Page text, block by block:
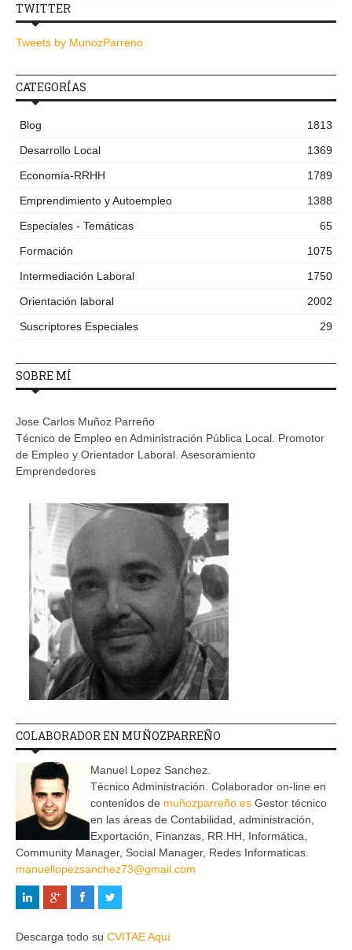
TWITTER
Tweets by MunozParreno
CATEGORÍAS
Blog
1813
Desarrollo Local
1369
Economía-RRHH
1789
Emprendimiento y Autoempleo
1388
Especiales - Temáticas
65
Formación
1075
Intermediación Laboral
1750
Orientación laboral
2002
Suscriptores Especiales
29
SOBRE MÍ
Jose Carlos Muñoz Parreño
Técnico de Empleo en Administración Pública Local. Promotor
de Empleo y Orientador Laboral. Asesoramiento
Emprendedores
COLABORADOR EN MUÑOZPARREÑO
Manuel Lopez Sanchez.
Técnico Administración. Colaborador on-line en
contenidos de muñozparreño.es Gestor técnico
en las áreas de Contabilidad, administración,
Exportación, Finanzas, RR.HH, Informática,
Community Manager, Social Manager, Redes Informaticas.
manuellopezsanchez73@gmail.com
Descarga todo su CVITAE Aquí